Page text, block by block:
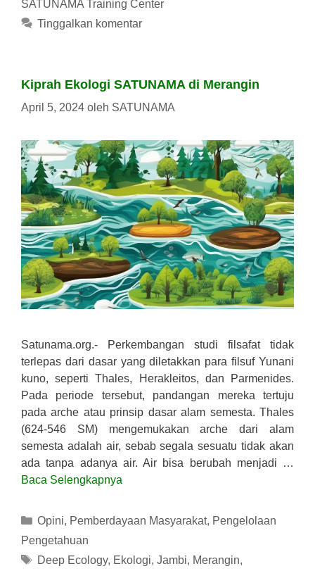
SATUNAMA Training Center
Tinggalkan komentar
Kiprah Ekologi SATUNAMA di Merangin
April 5, 2024 oleh SATUNAMA
Satunama.org.- Perkembangan studi filsafat tidak
terlepas dari dasar yang diletakkan para filsuf Yunani
kuno, seperti Thales, Herakleitos, dan Parmenides.
Pada periode tersebut, pandangan mereka tertuju
pada arche atau prinsip dasar alam semesta. Thales
(624-546 SM) mengemukakan arche dari alam
semesta adalah air, sebab segala sesuatu tidak akan
ada tanpa adanya air. Air bisa berubah menjadi …
Baca Selengkapnya
Kategori
Opini, Pemberdayaan Masyarakat, Pengelolaan
Pengetahuan
Tag
Deep Ecology, Ekologi, Jambi, Merangin,